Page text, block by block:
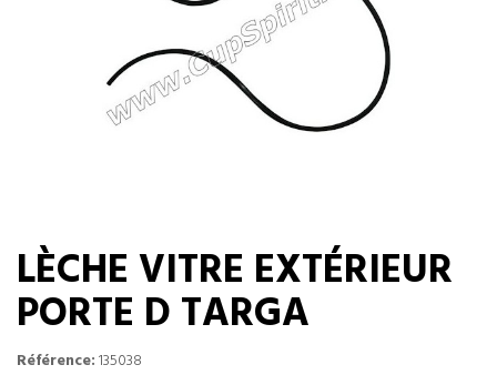
LÈCHE VITRE EXTÉRIEUR
PORTE D TARGA
Référence:135038